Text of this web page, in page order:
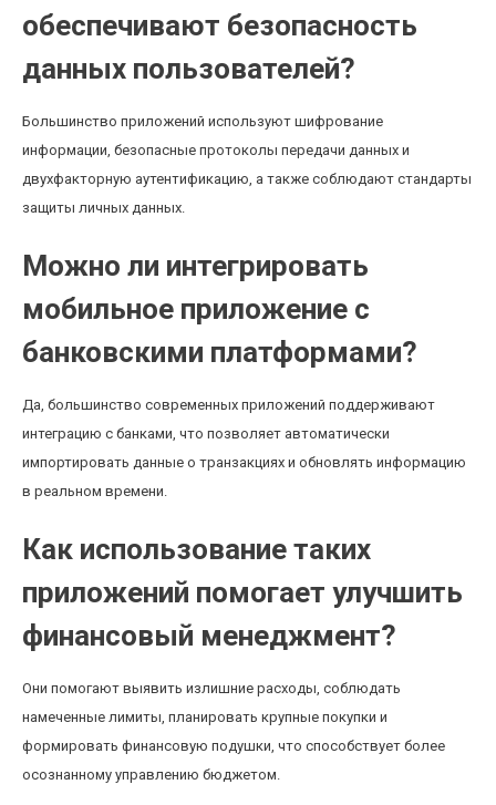
обеспечивают безопасность
данных пользователей?
Большинство приложений используют шифрование
информации, безопасные протоколы передачи данных и
двухфакторную аутентификацию, а также соблюдают стандарты
защиты личных данных.
Можно ли интегрировать
мобильное приложение с
банковскими платформами?
Да, большинство современных приложений поддерживают
интеграцию с банками, что позволяет автоматически
импортировать данные о транзакциях и обновлять информацию
в реальном времени.
Как использование таких
приложений помогает улучшить
финансовый менеджмент?
Они помогают выявить излишние расходы, соблюдать
намеченные лимиты, планировать крупные покупки и
формировать финансовую подушки, что способствует более
осознанному управлению бюджетом.